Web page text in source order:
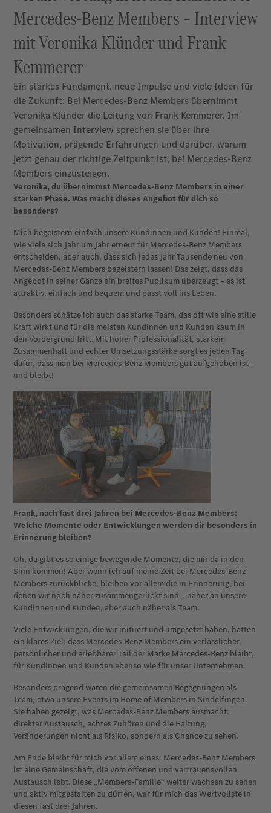
Mercedes-Benz Members – Interview
mit Veronika Klünder und Frank
Kemmerer
Ein starkes Fundament, neue Impulse und viele Ideen für
die Zukunft: Bei Mercedes-Benz Members übernimmt
Veronika Klünder die Leitung von Frank Kemmerer. Im
gemeinsamen Interview sprechen sie über ihre
Motivation, prägende Erfahrungen und darüber, warum
jetzt genau der richtige Zeitpunkt ist, bei Mercedes-Benz
Members einzusteigen.
Veronika, du übernimmst Mercedes-Benz Members in einer
starken Phase. Was macht dieses Angebot für dich so
besonders?
Mich begeistern einfach unsere Kundinnen und Kunden! Einmal,
wie viele sich Jahr um Jahr erneut für Mercedes-Benz Members
entscheiden, aber auch, dass sich jedes Jahr Tausende neu von
Mercedes-Benz Members begeistern lassen! Das zeigt, dass das
Angebot in seiner Gänze ein breites Publikum überzeugt – es ist
attraktiv, einfach und bequem und passt voll ins Leben.
Besonders schätze ich auch das starke Team, das oft wie eine stille
Kraft wirkt und für die meisten Kundinnen und Kunden kaum in
den Vordergrund tritt. Mit hoher Professionalität, starkem
Zusammenhalt und echter Umsetzungsstärke sorgt es jeden Tag
dafür, dass man bei Mercedes-Benz Members gut aufgehoben ist –
und bleibt!
Frank, nach fast drei Jahren bei Mercedes-Benz Members:
Welche Momente oder Entwicklungen werden dir besonders in
Erinnerung bleiben?
Oh, da gibt es so einige bewegende Momente, die mir da in den
Sinn kommen! Aber wenn ich auf meine Zeit bei Mercedes-Benz
Members zurückblicke, bleiben vor allem die in Erinnerung, bei
denen wir noch näher zusammengerückt sind – näher an unsere
Kundinnen und Kunden, aber auch näher als Team.
Viele Entwicklungen, die wir initiiert und umgesetzt haben, hatten
ein klares Ziel: dass Mercedes-Benz Members ein verlässlicher,
persönlicher und erlebbarer Teil der Marke Mercedes-Benz bleibt,
für Kundinnen und Kunden ebenso wie für unser Unternehmen.
Besonders prägend waren die gemeinsamen Begegnungen als
Team, etwa unsere Events im Home of Members in Sindelfingen.
Sie haben gezeigt, was Mercedes-Benz Members ausmacht:
direkter Austausch, echtes Zuhören und die Haltung,
Veränderungen nicht als Risiko, sondern als Chance zu sehen.
Am Ende bleibt für mich vor allem eines: Mercedes-Benz Members
ist eine Gemeinschaft, die vom offenen und vertrauensvollen
Austausch lebt. Diese „Members-Familie“ weiter wachsen zu sehen
und aktiv mitgestalten zu dürfen, war für mich das Wertvollste in
diesen fast drei Jahren.